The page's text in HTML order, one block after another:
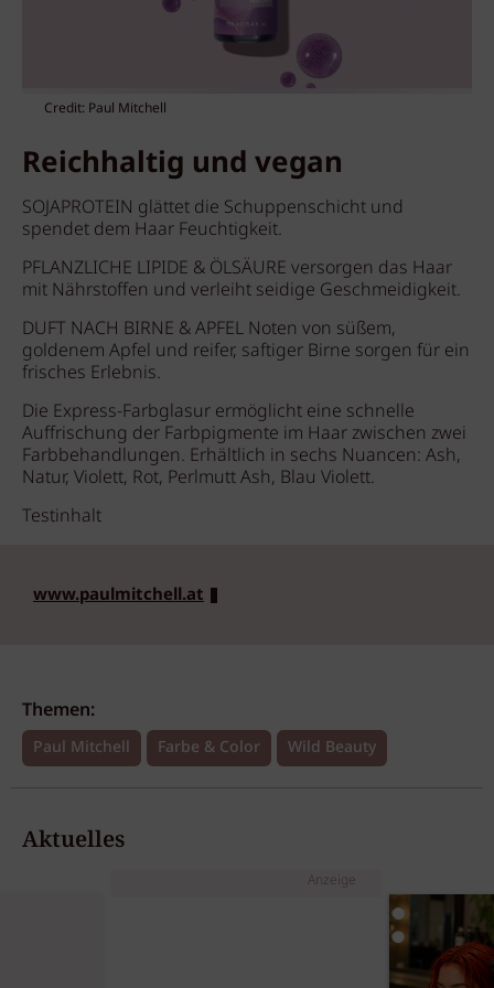
Credit: Paul Mitchell
Reichhaltig und vegan
SOJAPROTEIN glättet die Schuppenschicht und
spendet dem Haar Feuchtigkeit.
PFLANZLICHE LIPIDE & ÖLSÄURE versorgen das Haar
mit Nährstoffen und verleiht seidige Geschmeidigkeit.
DUFT NACH BIRNE & APFEL Noten von süßem,
goldenem Apfel und reifer, saftiger Birne sorgen für ein
frisches Erlebnis.
Die Express-Farbglasur ermöglicht eine schnelle
Auffrischung der Farbpigmente im Haar zwischen zwei
Farbbehandlungen. Erhältlich in sechs Nuancen: Ash,
Natur, Violett, Rot, Perlmutt Ash, Blau Violett.
Testinhalt
www.paulmitchell.at
Themen:
Paul Mitchell Farbe & Color Wild Beauty
Aktuelles
Anzeige